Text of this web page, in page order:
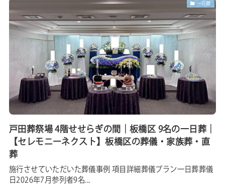
一日葬
戸田葬祭場 4階せせらぎの間｜板橋区 9名の一日葬｜
【セレモニーネクスト】板橋区の葬儀・家族葬・直
葬
施行させていただいた葬儀事例 項目詳細葬儀プラン一日葬葬儀
日2026年7月参列者9名...